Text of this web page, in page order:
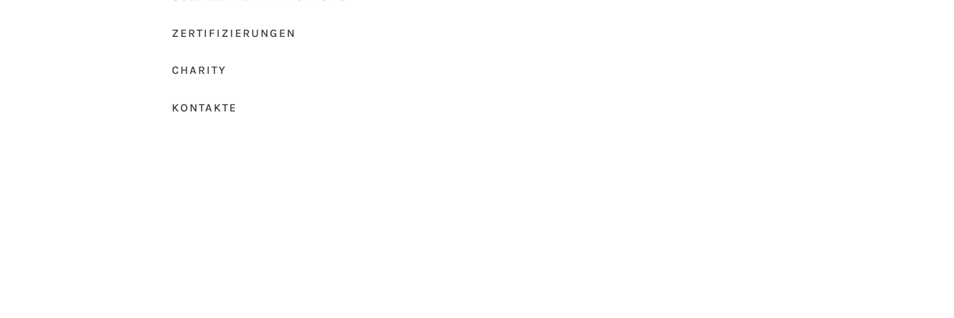
ZERTIFIZIERUNGEN
CHARITY
KONTAKTE